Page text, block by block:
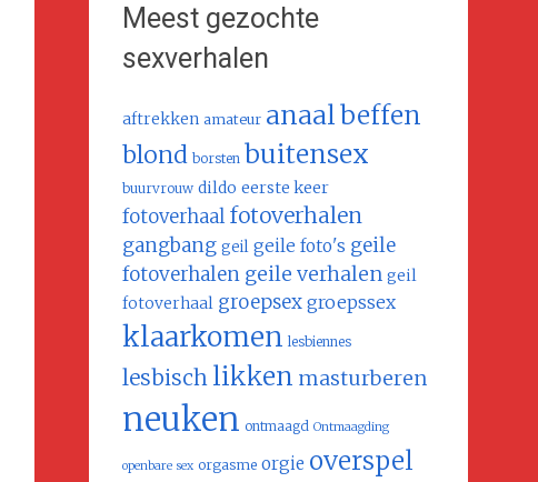
Meest gezochte
sexverhalen
aftrekken amateur anaalbeffen
blond borsten buitensex
buurvrouw dildo eerste keer
fotoverhaal fotoverhalen
gangbang geil geile foto's geile
fotoverhalen geile verhalen geil
fotoverhaal groepsex groepssex
klaarkomen lesbiennes
lesbisch likken masturberen
neuken ontmaagd Ontmaagding
openbare sex orgasme orgie overspel